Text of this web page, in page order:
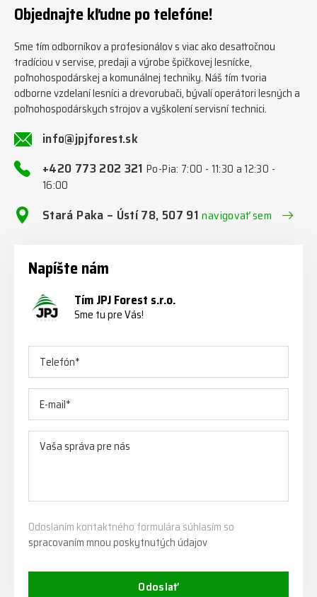
#firewoodproduction
#firewood #deitmer
Objednajte kľudne po telefóne!
Sme tím odborníkov a profesionálov s viac ako desaťročnou
tradíciou v servise, predaji a výrobe špičkovej lesnícke,
poľnohospodárskej a komunálnej techniky. Náš tím tvoria
odborne vzdelaní lesníci a drevorubači, bývalí operátori lesných a
poľnohospodárskych strojov a vyškolení servisní technici.
info@jpjforest.sk
+420 773 202 321Po-Pia: 7:00 - 11:30 a 12:30 -
16:00
Stará Paka – Ústí 78, 507 91navigovať sem
Napíšte nám
Tím JPJ Forest s.r.o.
Sme tu pre Vás!
Odoslaním kontaktného formulára súhlasím so
spracovaním mnou poskytnutých údajov
Odoslať